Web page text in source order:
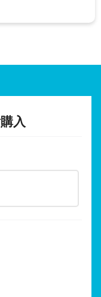
入